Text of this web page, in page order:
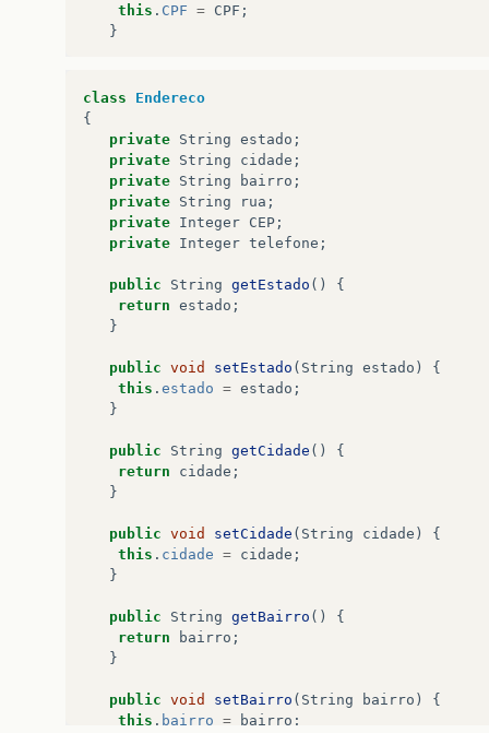
this . CPF = CPF ;
}
return
endereco
public void setEndereco
this.endereco = endereco
}
public Pessoa( String nome
this. idade = idade;
this .CPF =
class
Endereco
{
private String estado ;
private String cidade ;
private String bairro ;
private String rua ;
private Integer CEP ;
private Integer telefone ;
public String getEstado ()
{
return estado ;
}
public void setEstado ( String estado )
{
this . estado = estado ;
}
public String getCidade ()
{
return
cidade ;
}
public void setCidade ( String cidade )
{
this . cidade = cidade ;
}
public String getBairro ()
{
return
bairro ;
}
public void setBairro ( String bairro )
{
this . bairro = bairro ;